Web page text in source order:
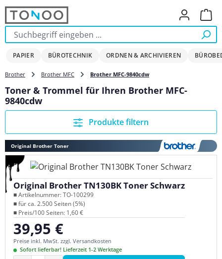
Zum Hauptinhalt springen
PAPIER BÜROTECHNIK ORDNEN & ARCHIVIEREN
Brother Brother MFC Brother MFC-9840cdw
Toner & Trommel für Ihren Brother MFC-
9840cdw
Produkte filtern
Original Brother Toner
Original Brother TN130BK Toner Schwarz
■ Artikelnummer: TO-100299
■ für ca. 2.500 Seiten (5%)
■ Preis/100 Seiten: 1,60 €
Regulärer Preis:
39,95 €
Preise inkl. MwSt. zzgl. Versandkosten
Sofort lieferbar! Lieferzeit 1-2 Werktage